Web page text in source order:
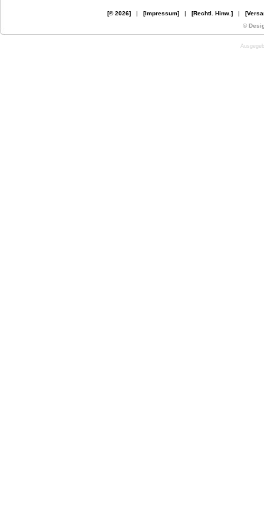
[© 2026] | [Impressum] | [Rechtl. Hinw.] |
©